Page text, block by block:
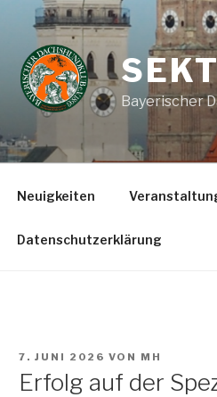
Bayerischer
Neuigkeiten
Datenschutzerklärung
VERÖFFENTLICHT
7. JUNI 2026 VON MH
Erfolg auf der